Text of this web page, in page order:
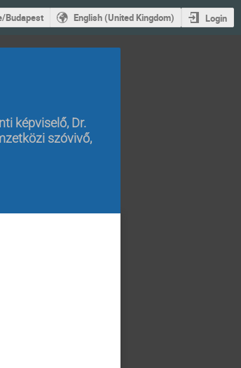
Budapest English (United Kingdom) Login
képviselő, Dr.
szóvivő,